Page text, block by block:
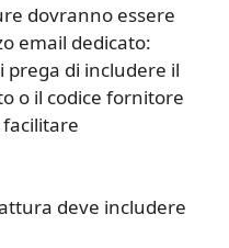
dovranno essere
email dedicato:
prega di includere il
o il codice fornitore
facilitare
deve includere